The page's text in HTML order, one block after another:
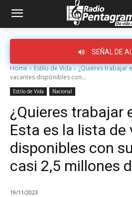
SEÑAL DE
Home Estilo de Vida
¿Quieres trabajar
vacantes disponibles con...
Estilo de Vida Nacional
¿Quieres trabajar
Esta es la lista de
disponibles con
casi 2,5 millones
19/11/2023